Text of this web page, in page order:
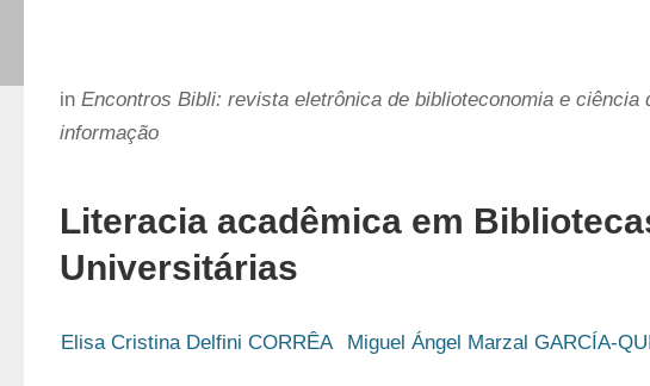
in Encontros Bibli: revista eletrônica de biblioteconomia e ciência
informação
Literacia acadêmica em
Universitárias
Elisa Cristina Delfini CORRÊA Miguel Ángel Marzal GARCÍA-